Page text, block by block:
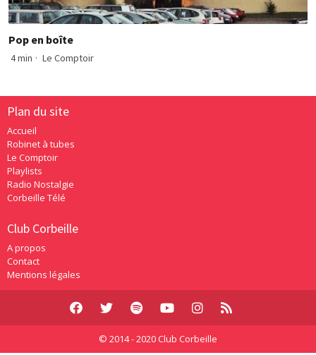
Pop en boîte
4 min · Le Comptoir
Plan du site
Accueil
Robinet à tubes
Le Comptoir
Playlists
Radio Nostalgie
Corbeille Télé
Club Corbeille
A propos
Contact
Mentions légales
© 2014 - 2020 Club Corbeille